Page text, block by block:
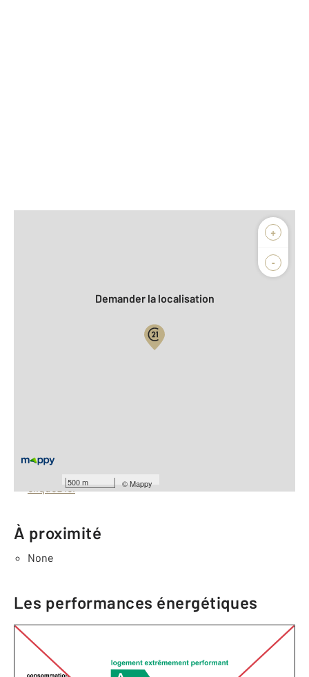
+
-
500 m ©Mappy
Demander la localisation
Barèmes d'honoraires de l'agence
cliquez ici
À proximité
None
Les performances énergétiques